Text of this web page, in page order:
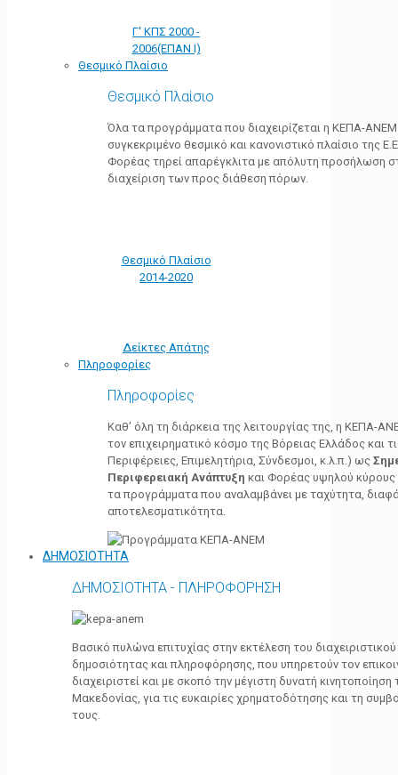
Γ' ΚΠΣ 2000 -
2006(ΕΠΑΝ Ι)
Θεσμικό Πλαίσιο
Θεσμικό Πλαίσιο
Όλα τα προγράμματα που διαχειρίζεται η ΚΕΠΑ-
συγκεκριμένο θεσμικό και κανονιστικό πλαίσιο της
Φορέας τηρεί απαρέγκλιτα με απόλυτη προσήλωση
διαχείριση των προς διάθεση πόρων.
Θεσμικό Πλαίσιο
2014-2020
Δείκτες Απάτης
Πληροφορίες
Πληροφορίες
Καθ’ όλη τη διάρκεια της λειτουργίας της, η ΚΕΠΑ-
τον επιχειρηματικό κόσμο της Βόρειας Ελλάδος και
Περιφέρειες, Επιμελητήρια, Σύνδεσμοι, κ.λ.π.) ως
Περιφερειακή Ανάπτυξη και Φορέας υψηλού κύρους
τα προγράμματα που αναλαμβάνει με ταχύτητα,
αποτελεσματικότητα.
ΔΗΜΟΣΙΟΤΗΤΑ
ΔΗΜΟΣΙΟΤΗΤΑ - ΠΛΗΡΟΦΟΡΗΣΗ
Βασικό πυλώνα επιτυχίας στην εκτέλεση του
δημοσιότητας και πληροφόρησης, που υπηρετούν τον
διαχειριστεί και με σκοπό την μέγιστη δυνατή
Μακεδονίας, για τις ευκαιρίες χρηματοδότησης και τη
τους.